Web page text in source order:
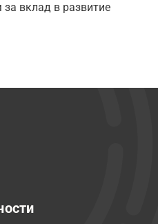
вклад в развитие